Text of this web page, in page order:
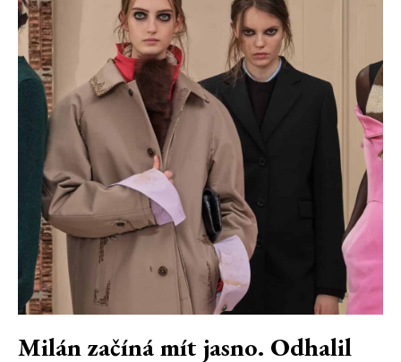
Milán začíná mít jasno. Odhalil